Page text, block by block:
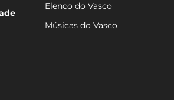
Elenco do Vasco
Músicas do Vasco